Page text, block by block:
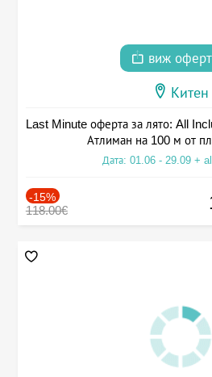
виж
Китен
Last Minute оферта за лято: All
Атлиман на 100 м от
Дата: 01.06 - 29.09 +
-15%
118.00€